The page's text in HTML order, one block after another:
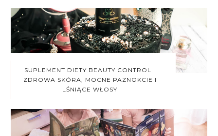
SUPLEMENT DIETY BEAUTY CONTROL |
ZDROWA SKÓRA, MOCNE PAZNOKCIE I
LŚNIĄCE WŁOSY